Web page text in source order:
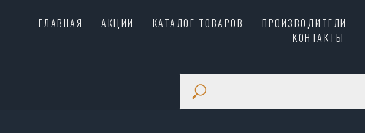
ГЛАВНАЯ АКЦИИ КАТАЛОГ ТОВАРОВ ПРОИЗВОДИТЕЛИ
КОНТАКТЫ